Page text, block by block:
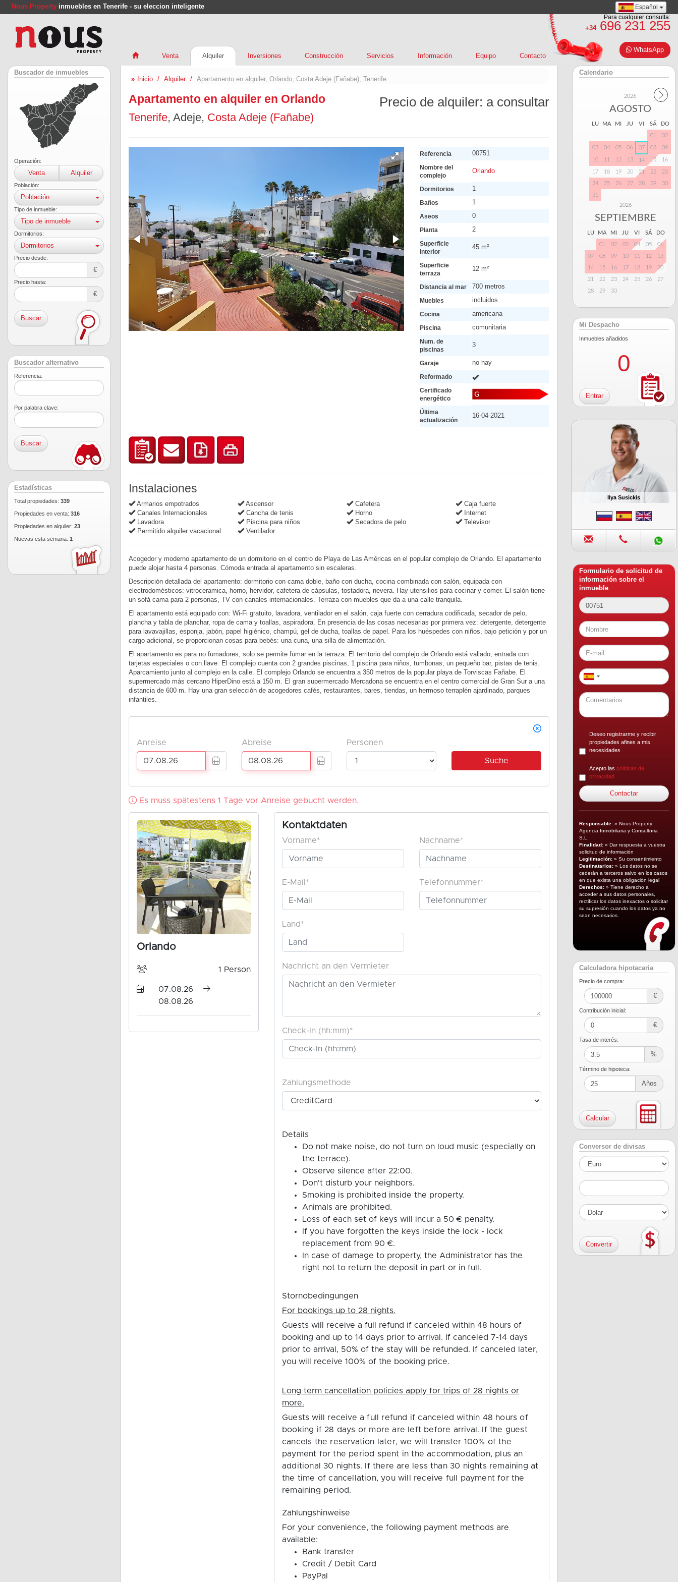
Nous Property inmuebles en Tenerife - su eleccion inteligente Español
Buscador de inmuebles
Operación:
Venta Alquiler
Población:
Población
Tipo de inmueble:
Tipo de inmueble
Dormitorios:
Dormitorios
Precio desde:
€
Precio hasta:
€
Buscar
Buscador alternativo
Referencia:
Por palabra clave:
Estadísticas
Total propiedades: 339
Propiedades en venta: 316
Propiedades en alquiler: 23
Nuevas esta semana: 1
Venta Alquiler Inversiones Construcción Servicios Información Equipo Contacto
Inicio Alquiler Apartamento en alquiler, Orlando, Costa Adeje (Fañabe), Tenerife
Precio de alquiler: a consultar
Apartamento en alquiler en Orlando
Tenerife, Adeje, Costa Adeje (Fañabe)
Referencia 00751
Nombre del
complejo
Orlando
Dormitorios 1
Baños 1
Aseos 0
Planta 2
Superficie
interior
45 m²
Superficie
terraza
12 m²
Distancia al mar 700 metros
Muebles incluidos
Cocina americana
Piscina comunitaria
Num. de
piscinas
3
Garaje no hay
Reformado
Certificado
energético
Última
actualización
16-04-2021
Instalaciones
Armarios empotrados Ascensor Cafetera
Caja fuerte
Canales Internacionales
Cancha de tenis Horno
Internet
Lavadora
Piscina para niños Secadora de pelo
Televisor
Permitido alquiler vacacional
Ventilador
Acogedor y moderno apartamento de un dormitorio en el centro de Playa de Las Américas en el popular complejo de Orlando. El apartamento
puede alojar hasta 4 personas. Cómoda entrada al apartamento sin escaleras.
Descripción detallada del apartamento: dormitorio con cama doble, baño con ducha, cocina combinada con salón, equipada con
electrodomésticos: vitroceramica, horno, hervidor, cafetera de cápsulas, tostadora, nevera. Hay utensilios para cocinar y comer. El salón tiene
un sofá cama para 2 personas, TV con canales internacionales. Terraza con muebles que da a una calle tranquila.
El apartamento está equipado con: Wi-Fi gratuito, lavadora, ventilador en el salón, caja fuerte con cerradura codificada, secador de pelo,
plancha y tabla de planchar, ropa de cama y toallas, aspiradora. En presencia de las cosas necesarias por primera vez: detergente, detergente
para lavavajillas, esponja, jabón, papel higiénico, champú, gel de ducha, toallas de papel. Para los huéspedes con niños, bajo petición y por un
cargo adicional, se proporcionan cosas para bebés: una cuna, una silla de alimentación.
El apartamento es para no fumadores, solo se permite fumar en la terraza. El territorio del complejo de Orlando está vallado, entrada con
tarjetas especiales o con llave. El complejo cuenta con 2 grandes piscinas, 1 piscina para niños, tumbonas, un pequeño bar, pistas de tenis.
Aparcamiento junto al complejo en la calle. El complejo Orlando se encuentra a 350 metros de la popular playa de Torviscas Fañabe. El
supermercado más cercano HiperDino está a 150 m. El gran supermercado Mercadona se encuentra en el centro comercial de Gran Sur a una
distancia de 600 m. Hay una gran selección de acogedores cafés, restaurantes, bares, tiendas, un hermoso terraplén ajardinado, parques
infantiles.
Para cualquier consulta:
+34696 231 255
WhatsApp
Calendario
2026
AGOSTO
LU MA MI JU VI SÁ DO
01 02
03 04 05 06 07 08 09
10 11 12 13 14 15 16
17 18 19 20 21 22 23
24 25 26 27 28 29 30
31
2026
SEPTIEMBRE
LU MA MI JU VI SÁ DO
01 02 03 04 05 06
07 08 09 10 11 12 13
14 15 16 17 18 19 20
21 22 23 24 25 26 27
28 29 30
Mi Despacho
Inmuebles añadidos
0
Entrar
Ilya Susickis
Formulario de solicitud de
información sobre el
inmueble
Deseo registrarme y recibir
propiedades afines a mis
necesidades
Acepto las políticas de
privacidad
Responsable: » Nous Property
Agencia Inmobiliaria y Consultoria
S.L.
Finalidad: » Dar respuesta a vuestra
solicitud de información
Legitimación: » Su consentimiento
Destinatarios: » Los datos no se
cederán a terceros salvo en los casos
en que exista una obligación legal
Derechos: » Tiene derecho a
acceder a sus datos personales,
rectificar los datos inexactos o solicitar
su supresión cuando los datos ya no
sean necesarios.
Calculadora hipotacaria
Precio de compra:
€
Contribución inicial:
€
Tasa de interés:
%
Término de hipoteca:
Años
Conversor de divisas